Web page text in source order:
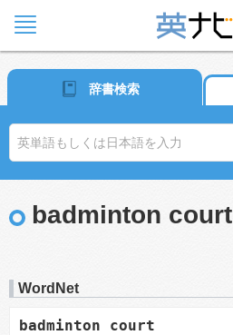
辞書検索
badminton court
WordNet
badminton court